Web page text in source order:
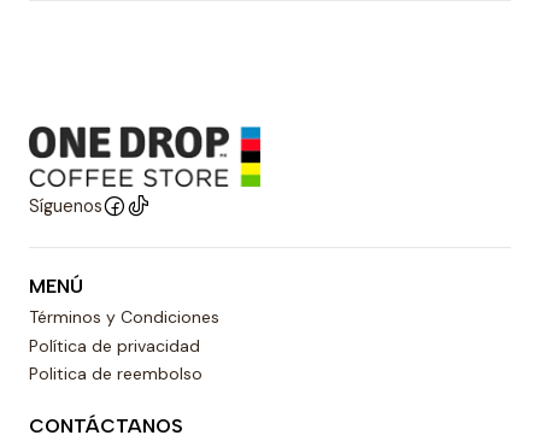
Síguenos
MENÚ
Términos y Condiciones
Política de privacidad
Politica de reembolso
CONTÁCTANOS